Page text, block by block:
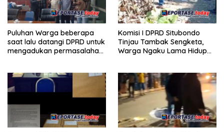
Puluhan Warga beberapa
saat lalu datangi DPRD untuk
mengadukan permasalahan
tambak di Desa Kalianget
Kecamatan Banyuglugur
Komisi I DPRD Situbondo
Tinjau Tambak Sengketa,
Warga Ngaku Lama Hidup